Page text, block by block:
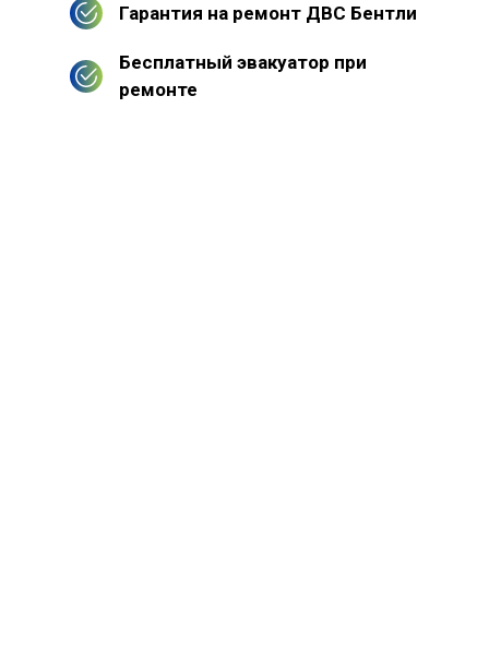
Гарантия на ремонт ДВС Бентли
Бесплатный эвакуатор при
ремонте